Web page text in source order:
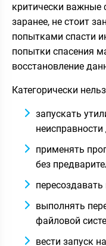
критически
заранее, не стоит
попытками спасти
попытки спасения
восстановление
Категорически
запускать
неисправности
применять
без
выполнять
файловой
вести запуск